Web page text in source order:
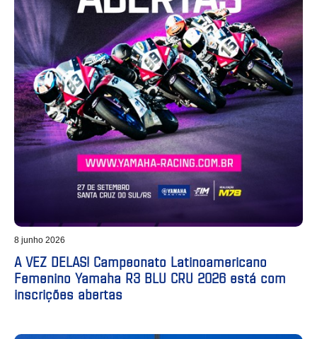
8 junho 2026
A VEZ DELAS! Campeonato Latinoamericano
Femenino Yamaha R3 BLU CRU 2026 está com
inscrições abertas